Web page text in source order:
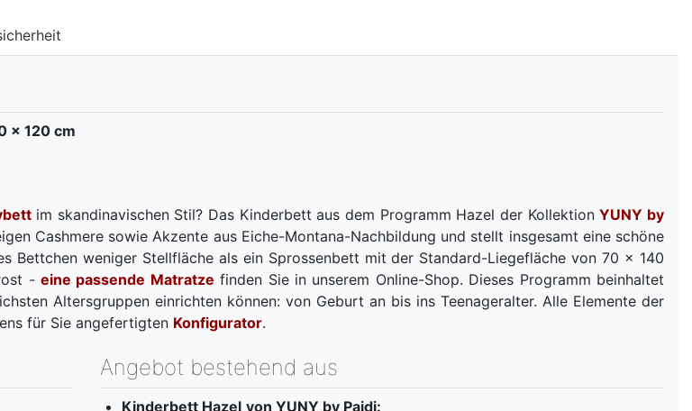
x 120 cm
im skandinavischen Stil? Das Kinderbett aus dem Programm Hazel der KollektionYUNY by
Cashmere sowie Akzente aus Eiche-Montana-Nachbildung und stellt insgesamt eine schöne
Bettchen weniger Stellfläche als ein Sprossenbett mit der Standard-Liegefläche von 70 x 140
- eine passende Matratze finden Sie in unserem Online-Shop. Dieses Programm beinhaltet
Altersgruppen einrichten können: von Geburt an bis ins Teenageralter. Alle Elemente der
für Sie angefertigten Konfigurator.
Angebot bestehend aus
Kinderbett Hazel von YUNY by Paidi: